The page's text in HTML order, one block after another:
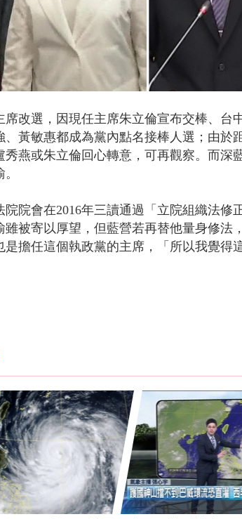
席改選，因現任主席朱立倫宣布交棒、
、黃敏惠都成為黨內點名接棒人選；由於
秀燕或朱立倫回心轉意，可再觀察。而深
院院會在2016年三讀通過「立院組織法
雖被寄以厚望，但藍營若再替他量身修法
是擔任這個執政黨的主席，「所以我覺得